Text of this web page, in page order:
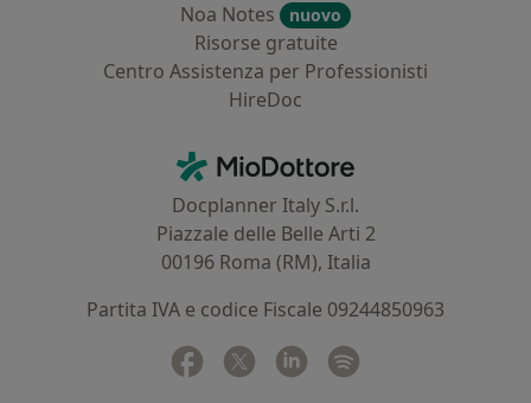
Noa Notes
nuovo
Risorse gratuite
Centro Assistenza per Professionisti
HireDoc
MioDottore - Homepage
Docplanner Italy S.r.l.
Piazzale delle Belle Arti 2
00196 Roma (RM), Italia
Partita IVA e codice Fiscale 09244850963
Facebook
si apre in una nuova scheda
Twitter
si apre in una nuova scheda
Linkedin
si apre in una nuova